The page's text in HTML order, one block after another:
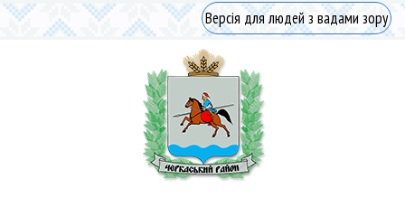
Версія для людей з вадами зору